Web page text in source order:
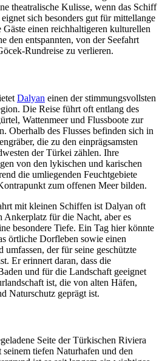
theatralische Kulisse, wenn das Schiff
sich besonders gut für mittellange
einen reichhaltigeren kulturellen
den entspannten, von der Seefahrt
Rundreise zu verlieren.
Dalyan einen der stimmungsvollsten
Die Reise führt oft entlang des
Wattenmeer und Flussboote zur
Oberhalb des Flusses befinden sich in
die zu den einprägsamsten
der Türkei zählen. Ihre
von den lykischen und karischen
die umliegenden Feuchtgebiete
zum offenen Meer bilden.
mit kleinen Schiffen ist Dalyan oft
Ankerplatz für die Nacht, aber es
besondere Tiefe. Ein Tag hier könnte
örtliche Dorfleben sowie einen
der für seine geschützte
Er erinnert daran, dass die
und für die Landschaft geeignet
ist, die von alten Häfen,
Naturschutz geprägt ist.
Seite der Türkischen Riviera
tiefen Naturhafen und den